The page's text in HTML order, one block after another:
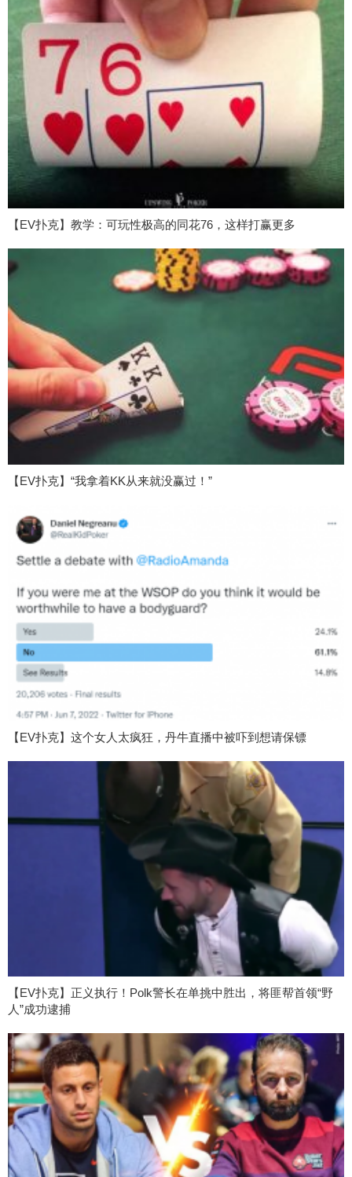
【EV扑克】教学：可玩性极高的同花76，这样打赢更多
【EV扑克】“我拿着KK从来就没赢过！”
【EV扑克】这个女人太疯狂，丹牛直播中被吓到想请保镖
【EV扑克】正义执行！Polk警长在单挑中胜出，将匪帮首领“野
人”成功逮捕